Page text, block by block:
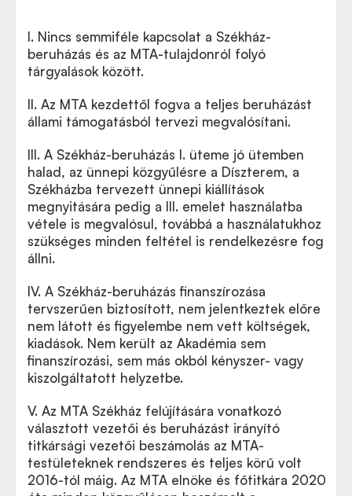
I. Nincs semmiféle kapcsolat a Székház-
beruházás és az MTA-tulajdonról folyó
tárgyalások között.
II. Az MTA kezdettől fogva a teljes beruházást
állami támogatásból tervezi megvalósítani.
III. A Székház-beruházás I. üteme jó ütemben
halad, az ünnepi közgyűlésre a Díszterem, a
Székházba tervezett ünnepi kiállítások
megnyitására pedig a III. emelet használatba
vétele is megvalósul, továbbá a használatukhoz
szükséges minden feltétel is rendelkezésre fog
állni.
IV. A Székház-beruházás finanszírozása
tervszerűen biztosított, nem jelentkeztek előre
nem látott és figyelembe nem vett költségek,
kiadások. Nem került az Akadémia sem
finanszírozási, sem más okból kényszer- vagy
kiszolgáltatott helyzetbe.
V. Az MTA Székház felújítására vonatkozó
választott vezetői és beruházást irányító
titkársági vezetői beszámolás az MTA-
testületeknek rendszeres és teljes körű volt
2016-tól máig. Az MTA elnöke és főtitkára 2020